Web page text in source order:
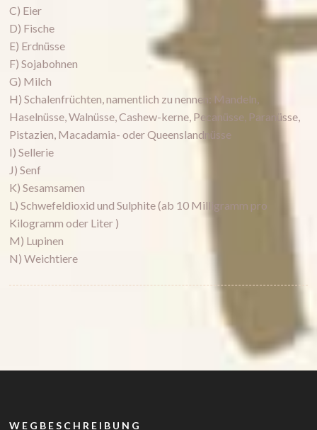
C) Eier
D) Fische
E) Erdnüsse
F) Sojabohnen
G) Milch
H) Schalenfrüchten, namentlich zu nennen: Mandeln,
Haselnüsse, Walnüsse, Cashew-kerne, Pecanüsse, Paranüsse,
Pistazien, Macadamia- oder Queenslandnüsse
I) Sellerie
J) Senf
K) Sesamsamen
L) Schwefeldioxid und Sulphite (ab 10 Milligramm pro
Kilogramm oder Liter )
M) Lupinen
N) Weichtiere
WEGBESCHREIBUNG